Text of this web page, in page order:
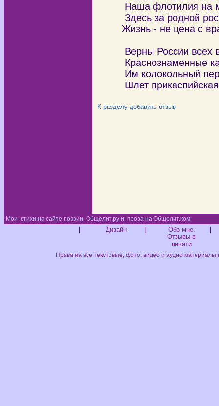
Наша флотилия на
Здесь за родной
Жизнь - не цена с
Верны России всех
Краснознаменные
Им колокольный
Шлет прикаспийская
К разделу добавить отзыв
Мои стихи на сайте поэзии Общелит.ру и проза на Общелит.ком
Дизайн
Обо мне.
Отзывы в
печати
Права на все текстовые, фото, видео и аудио